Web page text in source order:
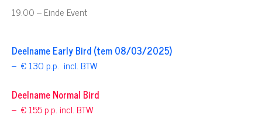
19.00 – Einde Event
Deelname Early Bird (tem 08/03/2025)
– € 130 p.p. incl. BTW
Deelname Normal Bird
– € 155 p.p. incl. BTW